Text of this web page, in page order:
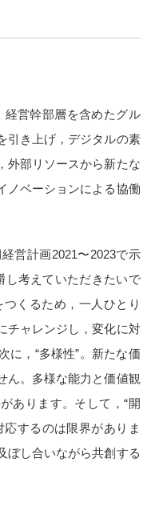
経営幹部層を含めたグル
引き上げ，デジタルの素
外部リソースから新たな
ノベーションによる協働
営計画2021〜2023で示
し考えていただきたいで
つくるため，一人ひとり
チャレンジし，変化に対
に，“多様性”。新たな価
ん。多様な能力と価値観
あります。そして，“開
するのは限界がありま
ぼし合いながら共創する